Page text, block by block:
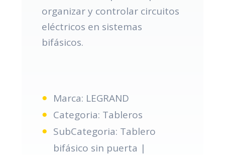
organizar y controlar circuitos
eléctricos en sistemas
bifásicos.
Marca: LEGRAND
Categoria: Tableros
SubCategoria: Tablero
bifásico sin puerta |